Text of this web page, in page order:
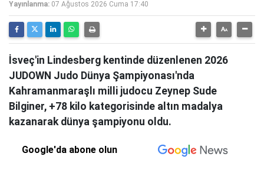
Yayınlanma: 07 Ağustos 2026 Cuma 17:40
İsveç'in Lindesberg kentinde düzenlenen 2026
JUDOWN Judo Dünya Şampiyonası'nda
Kahramanmaraşlı milli judocu Zeynep Sude
Bilginer, +78 kilo kategorisinde altın madalya
kazanarak dünya şampiyonu oldu.
Google'da abone olun